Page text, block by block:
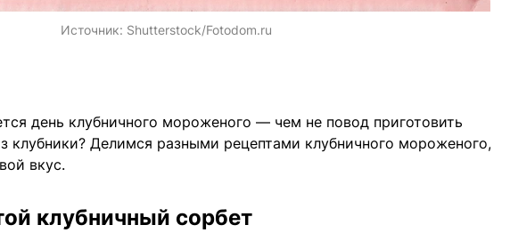
Источник: Shutterstock/Fotodom.ru
день клубничного мороженого — чем не повод приготовить
клубники? Делимся разными рецептами клубничного мороженого,
вкус.
клубничный сорбет